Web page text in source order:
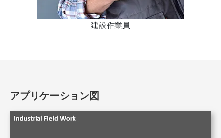
建設作業員
アプリケーション図